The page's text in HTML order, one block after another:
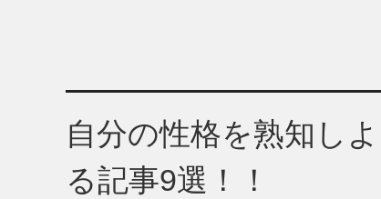
自分の性格を熟知し
る記事9選！！